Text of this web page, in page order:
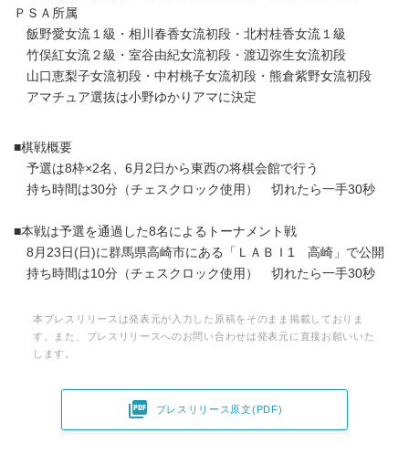
ＰＳＡ所属
飯野愛女流１級・相川春香女流初段・北村桂香女流１級
竹俣紅女流２級・室谷由紀女流初段・渡辺弥生女流初段
山口恵梨子女流初段・中村桃子女流初段・熊倉紫野女流初段
アマチュア選抜は小野ゆかりアマに決定
■棋戦概要
予選は8枠×2名、6月2日から東西の将棋会館で行う
持ち時間は30分（チェスクロック使用） 切れたら一手30秒
■本戦は予選を通過した8名によるトーナメント戦
8月23日(日)に群馬県高崎市にある「ＬＡＢＩ1 高崎」で公開
持ち時間は10分（チェスクロック使用） 切れたら一手30秒
本プレスリリースは発表元が入力した原稿をそのまま掲載しておりま
す。また、プレスリリースへのお問い合わせは発表元に直接お願いいた
します。
 プレスリリース原文(PDF)